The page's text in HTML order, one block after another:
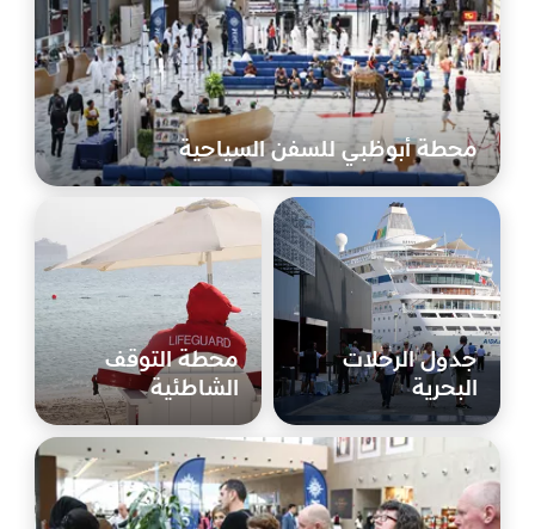
محطة أبوظبي للسفن السياحية
جدول الرحلات
البحرية
محطة التوقف
الشاطئية